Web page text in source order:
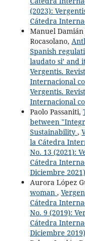
(2023):
Cátedra
Manuel
Rocasolano,
Spanish
laudato si’ and
Vergentis.
Internacional
Vergentis.
Internacional
Paolo Passaniti,
between
Sustainability ,
la Cátedra
No. 13 (2021):
Cátedra
Diciembre 2021)
Aurora López
woman ,
Cátedra
No. 9 (2019):
Cátedra
Diciembre 2019)